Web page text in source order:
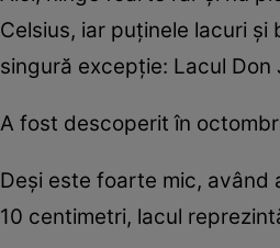
Celsius, iar puținele lacuri
singură excepție: Lacul Don
A fost descoperit în
Deși este foarte mic, având
10 centimetri, lacul